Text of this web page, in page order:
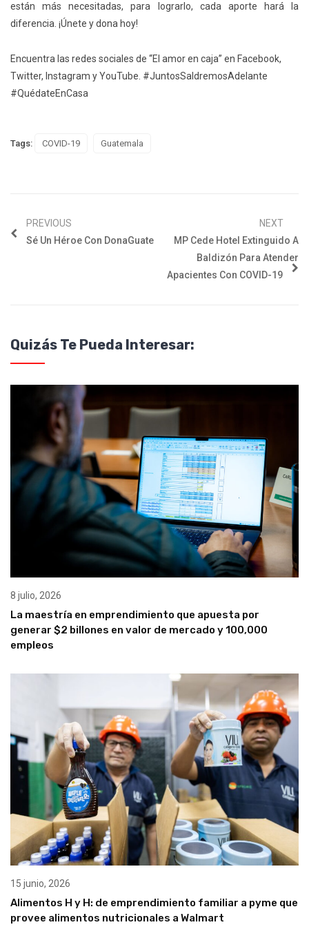
están más necesitadas, para lograrlo, cada aporte hará la
diferencia. ¡Únete y dona hoy!
Encuentra las redes sociales de “El amor en caja” en Facebook,
Twitter, Instagram y YouTube. #JuntosSaldremosAdelante
#QuédateEnCasa
Tags: COVID-19 Guatemala
PREVIOUS
Sé Un Héroe Con DonaGuate
NEXT
MP Cede Hotel Extinguido A
Baldizón Para Atender
Apacientes Con COVID-19
Quizás Te Pueda Interesar:
8 julio, 2026
La maestría en emprendimiento que apuesta por
generar $2 billones en valor de mercado y 100,000
empleos
15 junio, 2026
Alimentos H y H: de emprendimiento familiar a pyme que
provee alimentos nutricionales a Walmart